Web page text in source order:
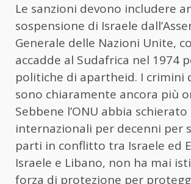
Le sanzioni devono includere
sospensione di Israele
Generale delle Nazioni Unite,
accadde al Sudafrica nel 1974
politiche di apartheid. I crimini
sono chiaramente ancora più
Sebbene l’ONU abbia
internazionali per decenni per
parti in conflitto tra Israele ed
Israele e Libano, non ha mai
forza di protezione per